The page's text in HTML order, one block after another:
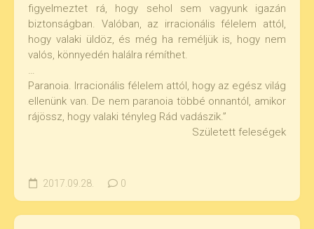
figyelmeztet rá, hogy sehol sem vagyunk igazán
biztonságban. Valóban, az irracionális félelem attól,
hogy valaki üldöz, és még ha reméljük is, hogy nem
valós, könnyedén halálra rémíthet.
…
Paranoia. Irracionális félelem attól, hogy az egész világ
ellenünk van. De nem paranoia többé onnantól, amikor
rájössz, hogy valaki tényleg Rád vadászik.”
Született feleségek
2017.09.28. 0